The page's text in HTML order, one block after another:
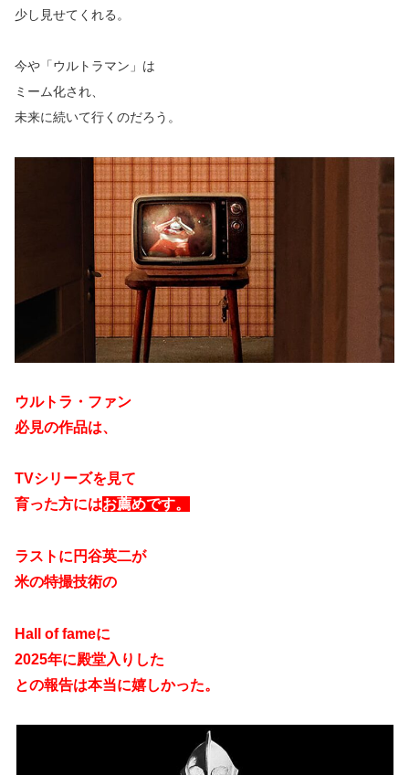
少し見せてくれる。
今や「ウルトラマン」は
ミーム化され、
未来に続いて行くのだろう。
ウルトラ・ファン
必見の作品は、
TVシリーズを見て
育った方にはお薦めです。
ラストに円谷英二が
米の特撮技術の
Hall of fameに
2025年に殿堂入りした
との報告は本当に嬉しかった。